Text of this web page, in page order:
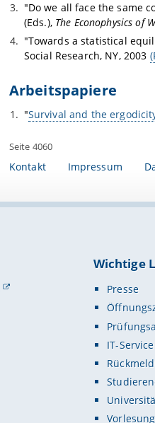
"Do we all face the same
(Eds.), The Econophysics of
"Towards a statistical
Social Research, NY, 2003
Arbeitspapiere
"Survival and the
Seite 4060
Kontakt Impressum
Wichtige
Presse
IT-